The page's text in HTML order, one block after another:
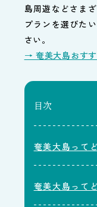
島周遊などさま
プランを選びた
さい。
→ 奄美大島おす
目次
奄美大島って
奄美大島って